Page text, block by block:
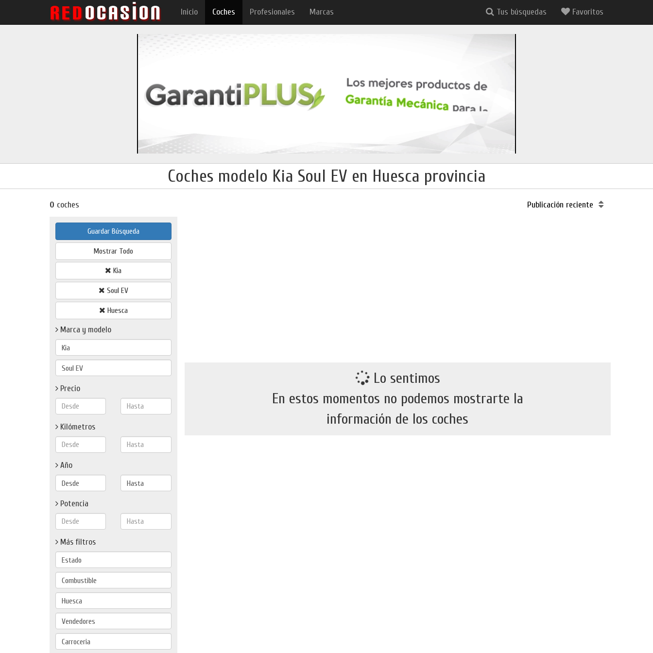
Inicio Coches Profesionales Marcas Tus búsquedas Favoritos
Coches modelo Kia Soul EV en Huesca provincia
0 coches Publicación reciente
Guardar Búsqueda
Mostrar Todo
Kia
Soul EV
Huesca
Marca y modelo
Precio
Kilómetros
Año
Potencia
Más filtros
Lo sentimos
En estos momentos no podemos mostrarte la
información de los coches